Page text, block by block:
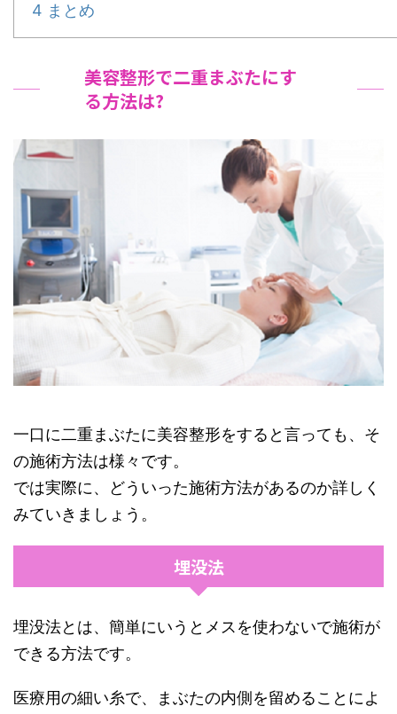
4 まとめ
美容整形で二重まぶたにす
る方法は?
一口に二重まぶたに美容整形をすると言っても、そ
の施術方法は様々です。
では実際に、どういった施術方法があるのか詳しく
みていきましょう。
埋没法
埋没法とは、簡単にいうとメスを使わないで施術が
できる方法です。
医療用の細い糸で、まぶたの内側を留めることによ